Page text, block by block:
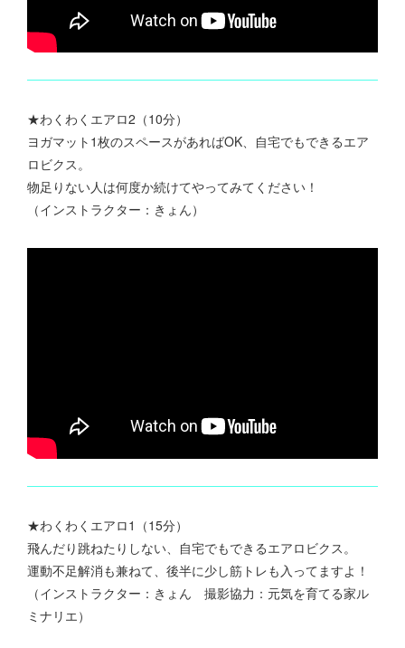
★わくわくエアロ2（10分）
ヨガマット1枚のスペースがあればOK、自宅でもできるエア
ロビクス。
物足りない人は何度か続けてやってみてください！
（インストラクター：きょん）
★わくわくエアロ1（15分）
飛んだり跳ねたりしない、自宅でもできるエアロビクス。
運動不足解消も兼ねて、後半に少し筋トレも入ってますよ！
（インストラクター：きょん 撮影協力：元気を育てる家ル
ミナリエ）